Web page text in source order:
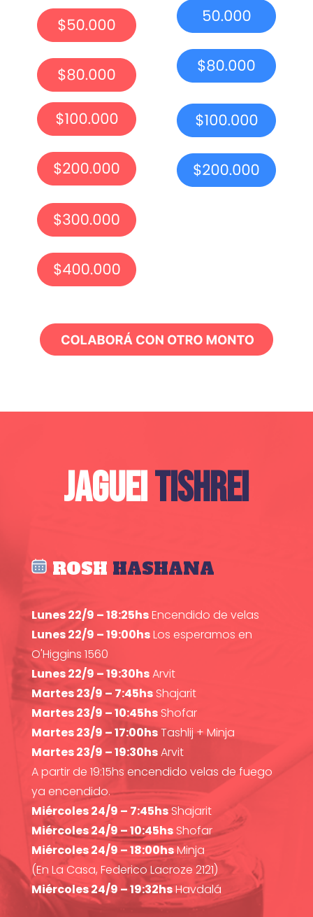
JAGUEITISHREI
ROSH HASHANA
Lunes 22/9 – 18:25hsEncendido de velas
Lunes 22/9 – 19:00hsLos esperamos en
O'Higgins 1560
Lunes 22/9 – 19:30hsArvit
Martes 23/9 – 7:45hsShajarit
Martes 23/9 – 10:45hsShofar
Martes 23/9 – 17:00hsTashlij + Minja
Martes 23/9 – 19:30hsArvit
A partir de 19:15hs encendido velas de fuego
ya encendido.
Miércoles 24/9 – 7:45hsShajarit
Miércoles 24/9 – 10:45hsShofar
Miércoles 24/9 – 18:00hsMinja
(En La Casa, Federico Lacroze 2121)
Miércoles 24/9 – 19:32hsHavdalá